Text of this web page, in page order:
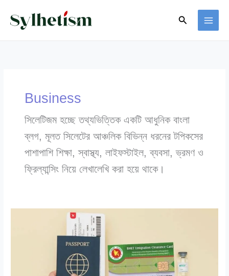
content
Search
Business
সিলেটিজম হচ্ছে তথ্যভিত্তিক একটি আধুনিক বাংলা
ব্লগ, মূলত সিলেটের আঞ্চলিক বিভিন্ন ধরনের টপিকসের
পাশাপাশি শিক্ষা, স্বাস্থ্য, লাইফস্টাইল, ব্যবসা, ভ্রমণ ও
ফ্রিল্যান্সিং নিয়ে লেখালেখি করা হয়ে থাকে।